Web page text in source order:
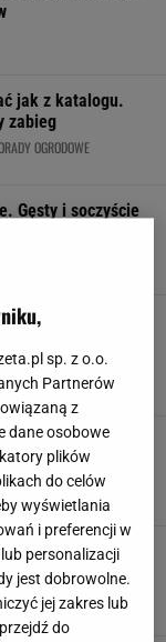
jak z katalogu.
zabieg
OGRODOWE
Gęsty i soczyście
ci więcej
nawóz. Ogród
TRAWA
który
trawnika
sp. z o.o.
Partnerów
z
dane osobowe
plików
do celów
wyświetlania
i preferencji w
personalizacji
jest dobrowolne.
jej zakres lub
do